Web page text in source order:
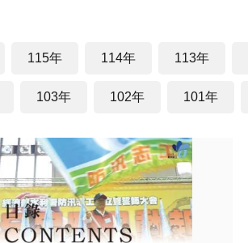
115年 114年 113年
103年 102年 101年